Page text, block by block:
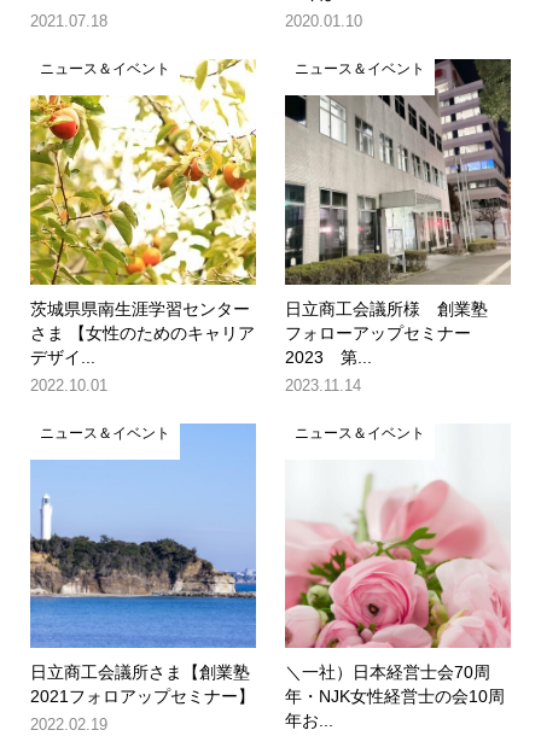
2021.07.18 2020.01.10
ニュース＆イベント
茨城県県南生涯学習センター
さま 【女性のためのキャリア
デザイ...
2022.10.01
ニュース＆イベント
日立商工会議所様 創業塾
フォローアップセミナー
2023 第...
2023.11.14
ニュース＆イベント
日立商工会議所さま【創業塾
2021フォロアップセミナー】
2022.02.19
ニュース＆イベント
＼一社）日本経営士会70周
年・NJK女性経営士の会10周
年お...